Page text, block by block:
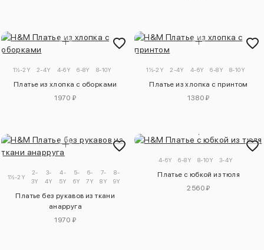
1½-2Y 2-4Y 4-6Y 6-8Y 8-10Y
Платье из хлопка с оборками
1970 ₽
1½-2Y 2-4Y 4-6Y 6-8Y 8-10Y
Платье из хлопка с принтом
1380 ₽
1½-2Y
2-
3Y
3-
4Y
4-
5Y
5-
6Y
6-
7Y
7-
8Y
8-
9Y
Платье без рукавов из ткани
анарруга
1970 ₽
4-6Y 6-8Y 8-10Y 3-4Y
Платье с юбкой из тюля
2560 ₽